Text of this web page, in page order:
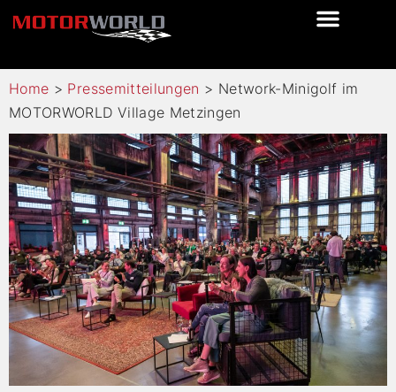
Home > Pressemitteilungen > Network-Minigolf im
MOTORWORLD Village Metzingen